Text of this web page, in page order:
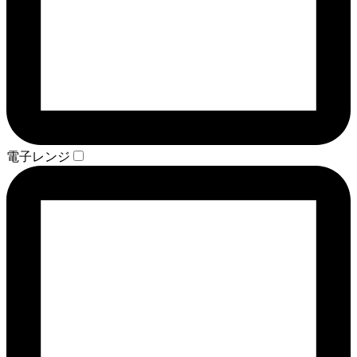
電子レンジ